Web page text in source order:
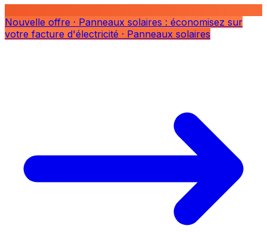
Nouvelle offre · Panneaux solaires : économisez sur
votre facture d'électricité · Panneaux solaires